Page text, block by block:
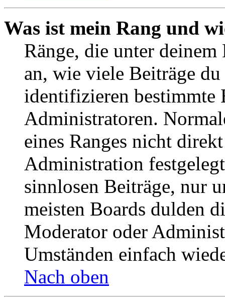
Was ist mein Rang und
Ränge, die unter deinem
an, wie viele Beiträge
identifizieren bestimmte
Administratoren.
eines Ranges nicht
Administration
sinnlosen Beiträge, nur
meisten Boards dulden
Moderator oder
Umständen einfach
Nach oben